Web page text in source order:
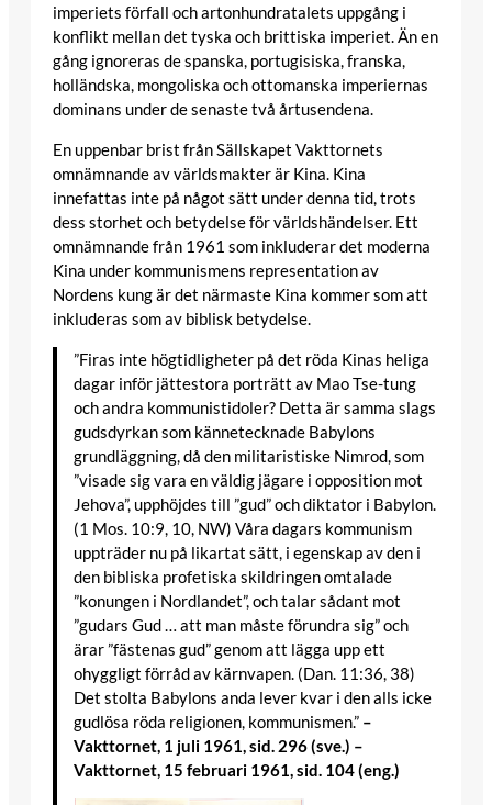
imperiets förfall och artonhundratalets uppgång i
konflikt mellan det tyska och brittiska imperiet. Än en
gång ignoreras de spanska, portugisiska, franska,
holländska, mongoliska och ottomanska imperiernas
dominans under de senaste två årtusendena.
En uppenbar brist från Sällskapet Vakttornets
omnämnande av världsmakter är Kina. Kina
innefattas inte på något sätt under denna tid, trots
dess storhet och betydelse för världshändelser. Ett
omnämnande från 1961 som inkluderar det moderna
Kina under kommunismens representation av
Nordens kung är det närmaste Kina kommer som att
inkluderas som av biblisk betydelse.
”Firas inte högtidligheter på det röda Kinas heliga
dagar inför jättestora porträtt av Mao Tse-tung
och andra kommunistidoler? Detta är samma slags
gudsdyrkan som kännetecknade Babylons
grundläggning, då den militaristiske Nimrod, som
”visade sig vara en väldig jägare i opposition mot
Jehova”, upphöjdes till ”gud” och diktator i Babylon.
(1 Mos. 10:9, 10, NW) Våra dagars kommunism
uppträder nu på likartat sätt, i egenskap av den i
den bibliska profetiska skildringen omtalade
”konungen i Nordlandet”, och talar sådant mot
”gudars Gud … att man måste förundra sig” och
ärar ”fästenas gud” genom att lägga upp ett
ohyggligt förråd av kärnvapen. (Dan. 11:36, 38)
Det stolta Babylons anda lever kvar i den alls icke
gudlösa röda religionen, kommunismen.” –
Vakttornet, 1 juli 1961, sid. 296 (sve.) –
Vakttornet, 15 februari 1961, sid. 104 (eng.)